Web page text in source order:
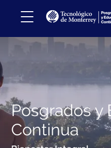
Posgrados y
Continua